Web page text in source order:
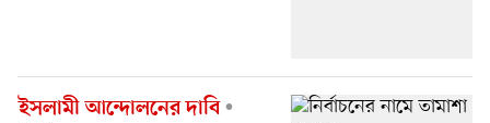
ইসলামী আন্দোলনের দাবি